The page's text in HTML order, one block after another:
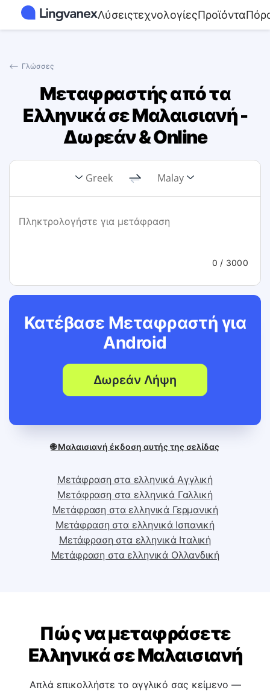
ΛύσειςτεχνολογίεςΠροϊόντα
⟵ Γλώσσες
Μεταφραστής από τα
Ελληνικά σε Μαλαισιανή -
Δωρεάν & Online
Greek Malay
0 / 3000
Κατέβασε Μεταφραστή για
Android
Δωρεάν Λήψη
🌐 Μαλαισιανή έκδοση αυτής της σελίδας
Μετάφραση στα ελληνικά Αγγλική
Μετάφραση στα ελληνικά Γαλλική
Μετάφραση στα ελληνικά Γερμανική
Μετάφραση στα ελληνικά Ισπανική
Πώς να μεταφράσετε
Ελληνικά σε Μαλαισιανή